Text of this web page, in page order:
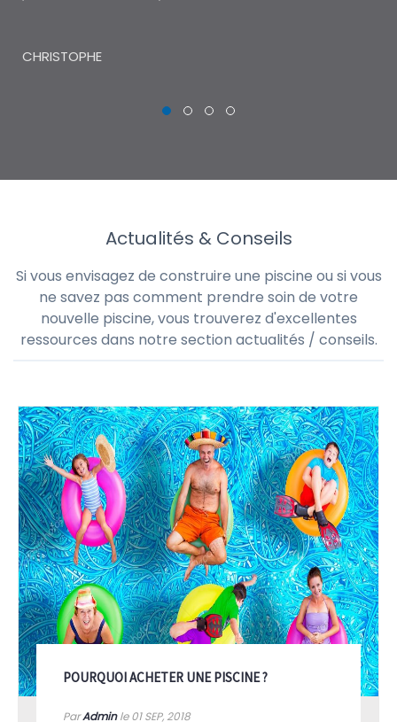
CHRISTOPHE
Actualités & Conseils
Si vous envisagez de construire une piscine ou si vous
ne savez pas comment prendre soin de votre
nouvelle piscine, vous trouverez d'excellentes
ressources dans notre section actualités / conseils.
POURQUOI ACHETER UNE PISCINE ?
ParAdminle 01SEP, 2018